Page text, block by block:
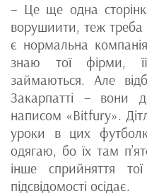
– Це ще одна
ворушиити, теж
є нормальна
знаю тої фірми,
займаються. Але
Закарпатті – вони
написом «Bitfury».
уроки в цих
одягаю, бо їх там
інше сприйняття
підсвідомості осідає.